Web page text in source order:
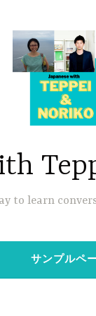
to learn
サンプルペ